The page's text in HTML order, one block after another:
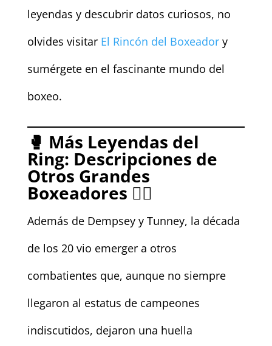
leyendas y descubrir datos curiosos, no
olvides visitar El Rincón del Boxeadory
sumérgete en el fascinante mundo del
boxeo.
🥊 Más Leyendas del
Ring: Descripciones de
Otros Grandes
Boxeadores 🤼‍♂️
Además de Dempsey y Tunney, la década
de los 20 vio emerger a otros
combatientes que, aunque no siempre
llegaron al estatus de campeones
indiscutidos, dejaron una huella